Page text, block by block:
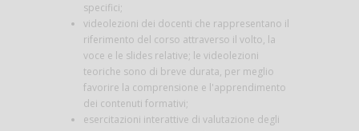
specifici;
videolezioni dei docenti che rappresentano il
riferimento del corso attraverso il volto, la
voce e le slides relative; le videolezioni
teoriche sono di breve durata, per meglio
favorire la comprensione e l'apprendimento
dei contenuti formativi;
esercitazioni interattive di valutazione degli